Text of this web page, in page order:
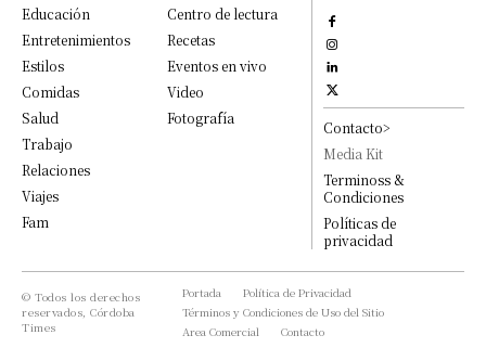
Educación
Entretenimientos
Estilos
Comidas
Salud
Trabajo
Relaciones
Viajes
Fam
Centro de lectura
Recetas
Eventos en vivo
Video
Fotografía
Contacto>
Media Kit
Terminoss &
Condiciones
Políticas de
privacidad
© Todos los derechos
reservados, Córdoba
Times
Portada
Política de Privacidad
Términos y Condiciones de Uso del Sitio
Area Comercial
Contacto